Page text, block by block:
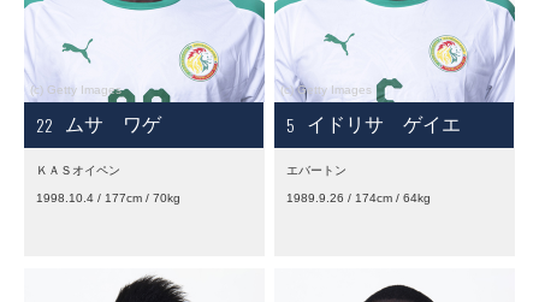
22 ムサ ワゲ
ＫＡＳオイペン
1998.10.4 / 177cm / 70kg
5 イドリサ ゲイエ
エバートン
1989.9.26 / 174cm / 64kg